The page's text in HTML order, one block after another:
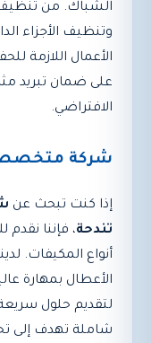
الشباك. من تنظيف
وتنظيف الأجزاء
الأعمال اللازمة
على ضمان تبريد
الافتراضي.
شركة
إذا كنت تبحث عن
تندحة، فإننا
أنواع المكيفات.
الأعطال بمهارة
لتقديم حلول
شاملة تهدف إلى